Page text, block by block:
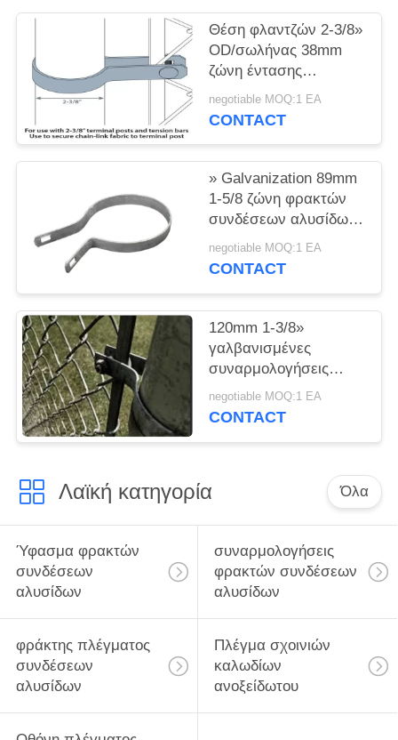
Θέση φλαντζών 2-3/8»
OD/σωλήνας 38mm
ζώνη έντασης
συνδέσεων αλυσίδων
negotiable MOQ:1 EA
CONTACT
» Galvanization 89mm
1-5/8 ζώνη φρακτών
συνδέσεων αλυσίδων
χάλυβα
negotiable MOQ:1 EA
CONTACT
120mm 1-3/8»
γαλβανισμένες
συναρμολογήσεις
φρακτών συνδέσεων
αλυσίδων ζωνών
negotiable MOQ:1 EA
CONTACT
Λαϊκή κατηγορία Όλα
Ύφασμα φρακτών
συνδέσεων
αλυσίδων
συναρμολογήσεις
φρακτών συνδέσεων
αλυσίδων
φράκτης πλέγματος
συνδέσεων
αλυσίδων
Πλέγμα σχοινιών
καλωδίων
ανοξείδωτου